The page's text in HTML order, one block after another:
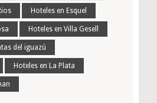
Hoteles en Esquel
Hoteles en Villa Gesell
del iguazú
Hoteles en La Plata